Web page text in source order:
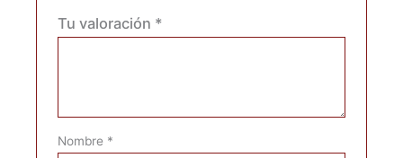
Tu valoración *
Nombre *